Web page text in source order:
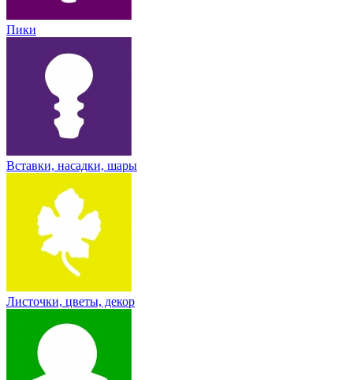
Пики
Вставки, насадки, шары
Листочки, цветы, декор